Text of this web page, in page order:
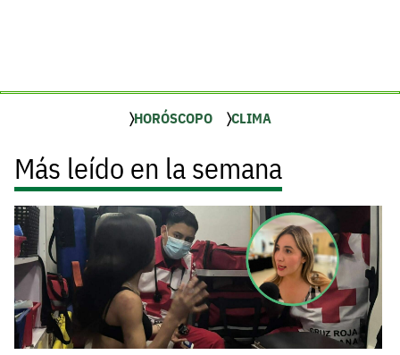
HORÓSCOPO CLIMA
Más leído en la semana